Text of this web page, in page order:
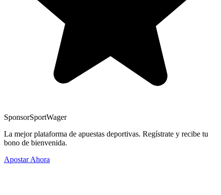
SponsorSportWager
La mejor plataforma de apuestas deportivas. Regístrate y recibe tu
bono de bienvenida.
Apostar Ahora